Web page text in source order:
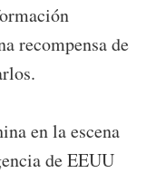
recompensa de
en la escena
de EEUU